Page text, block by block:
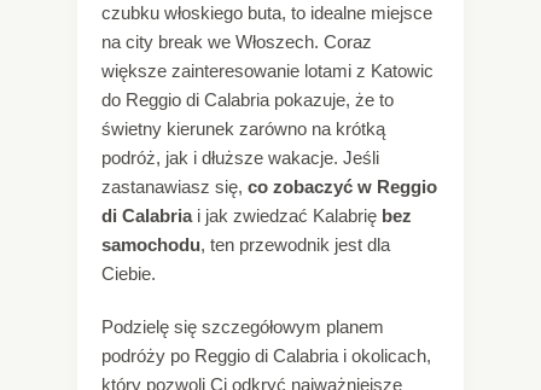
czubku włoskiego buta, to idealne miejsce
na city break we Włoszech. Coraz
większe zainteresowanie lotami z Katowic
do Reggio di Calabria pokazuje, że to
świetny kierunek zarówno na krótką
podróż, jak i dłuższe wakacje. Jeśli
zastanawiasz się, co zobaczyć w Reggio
di Calabriai jak zwiedzać Kalabrię bez
samochodu, ten przewodnik jest dla
Ciebie.
Podzielę się szczegółowym planem
podróży po Reggio di Calabria i okolicach,
który pozwoli Ci odkryć najważniejsze